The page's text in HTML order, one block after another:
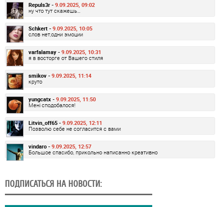
Repuls3r - 9.09.2025, 09:02
ну что тут скажешь…
Schkert - 9.09.2025, 10:05
слов нет,одни эмоции
varfalamay - 9.09.2025, 10:31
я в восторге от Вашего стиля
smikov - 9.09.2025, 11:14
круто
yungcatx - 9.09.2025, 11:50
Мені сподобалося!
Litvin_off65 - 9.09.2025, 12:11
Позволю себе не согласится с вами
vindaro - 9.09.2025, 12:57
Большое спасибо, прикольно написанно креативно
ПОДПИСАТЬСЯ НА НОВОСТИ: